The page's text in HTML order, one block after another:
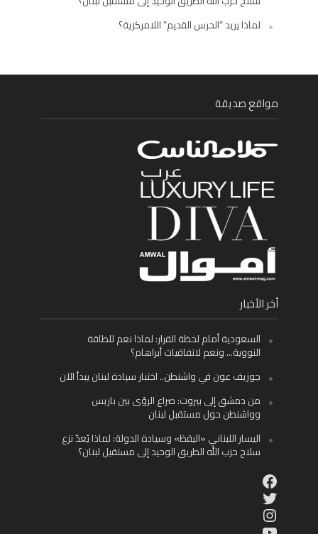
لماذا يريد “الحرس القديم” اللامركزية؟
مواقع صديقة
أخر الأخبار
السعودية أمام لحظة القرار: لماذا نعم للطاقة
النووية… ونعم لاتفاقيات أبراهام؟
جوزيف عون في واشنطن.. اختبار سيادة لبنان يبدأ الآن
من دمشق إلى بيروت: صراع الرؤى بين باريس
وواشنطن حول مستقبل لبنان
اليسار اللبناني «اليقظ» وسيادة الدولة: لماذا يُعدّ نزع
سلاح حزب الله الطريق الوحيد إلى مستقبل لبنان؟
Facebook
Twitter
Instagram